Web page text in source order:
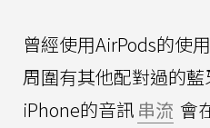
曾經使用AirPods的使
周圍有其他配對過的藍
iPhone的音訊 串流 會